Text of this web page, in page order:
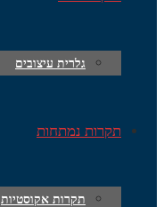
גלרית עיצובים
תקרות נמתחות
תקרות אקוסטיות